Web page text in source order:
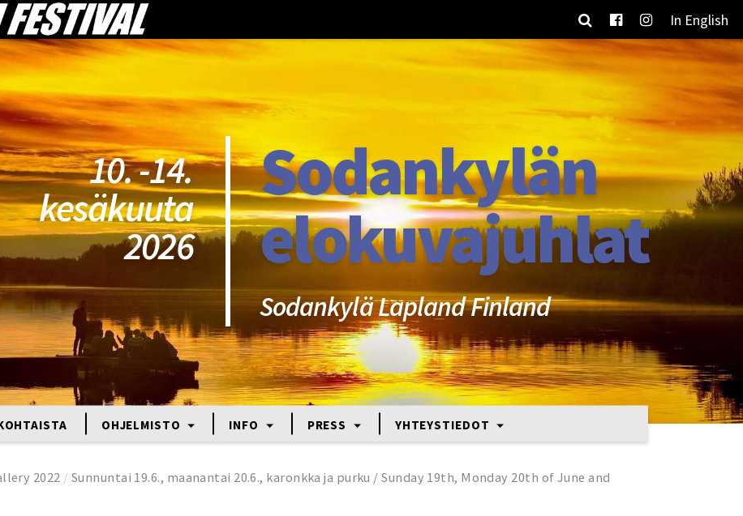
In English
10. -14.
kesäkuuta
2026
Sodankylän
elokuvajuhlat
Sodankylä Lapland Finland
OHJELMISTO INFO PRESS YHTEYSTIEDOT
2022 / Sunnuntai 19.6., maanantai 20.6., karonkka ja purku / Sunday 19th, Monday 20th of June and